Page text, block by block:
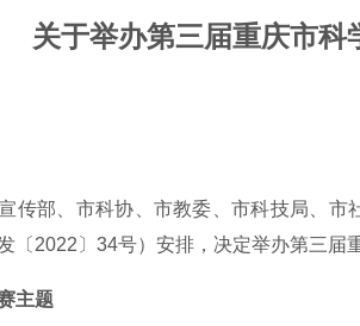
关于举办第三届重庆市
传部、市科协、市教委、市科技局、
〔2022〕34号）安排，决定举办第三
主题